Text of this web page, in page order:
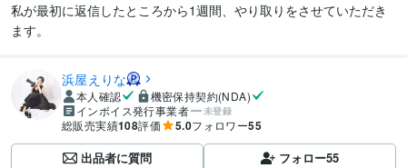
私が最初に返信したところから1週間、やり取りをさせていただき
ます。
浜屋えりな
本人確認
機密保持契約(NDA)
インボイス発行事業者
未登録
総販売実績108評価 5.0フォロワー55
出品者に質問 フォロー55